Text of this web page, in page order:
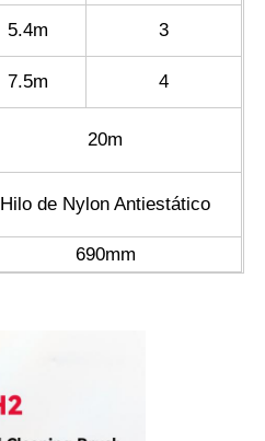
5.4m 3
7.5m 4
20m
Hilo de Nylon Antiestático
690mm